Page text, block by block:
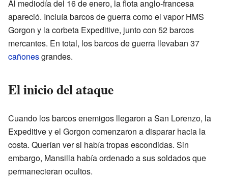
Al mediodía del 16 de enero, la flota anglo-francesa
apareció. Incluía barcos de guerra como el vapor HMS
Gorgon y la corbeta Expeditive, junto con 52 barcos
mercantes. En total, los barcos de guerra llevaban 37
cañonesgrandes.
El inicio del ataque
Cuando los barcos enemigos llegaron a San Lorenzo, la
Expeditive y el Gorgon comenzaron a disparar hacia la
costa. Querían ver si había tropas escondidas. Sin
embargo, Mansilla había ordenado a sus soldados que
permanecieran ocultos.